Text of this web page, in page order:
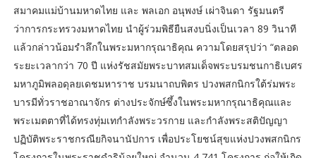
สมาคมแม่บ้านมหาดไทย และ พลเอก อนุพงษ์ เผ่าจินดา รัฐมนตรี
ว่าการกระทรวงมหาดไทย นำผู้ร่วมพิธียืนสงบนิ่งเป็นเวลา 89 วินาที
แล้วกล่าวน้อมรำลึกในพระมหากรุณาธิคุณ ความโดยสรุปว่า “ตลอด
ระยะเวลากว่า 70 ปี แห่งรัชสมัยพระบาทสมเด็จพระบรมชนกาธิเบศร
มหาภูมิพลอดุลยเดชมหาราช บรมนาถบพิตร ปวงพสกนิกรใต้ร่มพระ
บารมีทั่วราชอาณาจักร ต่างประจักษ์ซึ้งในพระมหากรุณาธิคุณและ
พระเมตตาที่ได้ทรงทุ่มเทกำลังพระวรกาย และกำลังพระสติปัญญา
ปฏิบัติพระราชกรณียกิจนานัปการ เพื่อประโยชน์สุขแห่งปวงพสกนิกร